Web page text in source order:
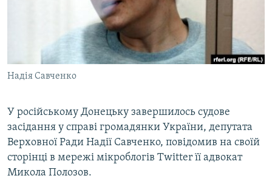
ВІДЕОУРОКИ «ELIFBE»
СВІДЧЕННЯ ОКУПАЦІЇ
УКРАЇНСЬКА ПРОБЛЕМА КРИМУ
ІНФОГРАФІКА
Qırımtatar
ДОЛУЧАЙСЯ!
Усі сайти RFE/RL
Надія Савченко
У російському Донецьку завершилось судове
засідання у справі громадянки України, депутата
Верховної Ради Надії Савченко, повідомив на своїй
сторінці в мережі мікроблогів Twitter її адвокат
Микола Полозов.